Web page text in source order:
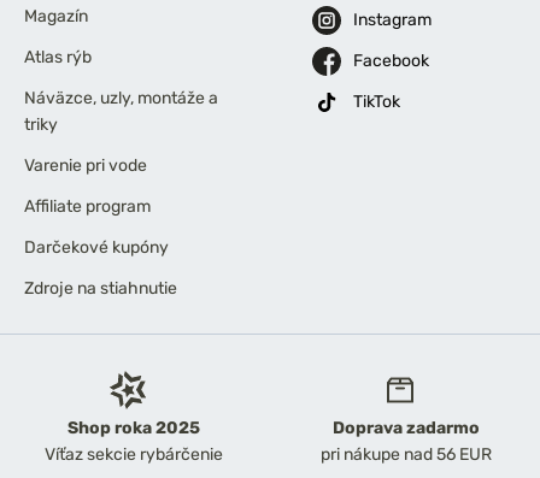
Shop roka 2025
Víťaz sekcie rybárčenie
Doprava zadarmo
pri nákupe nad 56 EUR
Magazín
Atlas rýb
Náväzce, uzly, montáže a
triky
Varenie pri vode
Affiliate program
Darčekové kupóny
Zdroje na stiahnutie
Instagram
Facebook
TikTok